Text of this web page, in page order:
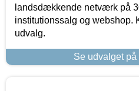
landsdækkende netværk på
institutionssalg og webshop.
udvalg.
Se udvalget